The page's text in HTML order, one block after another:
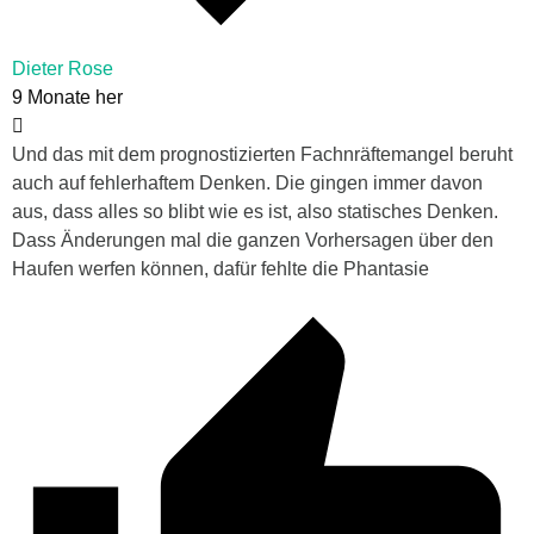
Dieter Rose
9 Monate her
Und das mit dem prognostizierten Fachnräftemangel beruht
auch auf fehlerhaftem Denken. Die gingen immer davon
aus, dass alles so blibt wie es ist, also statisches Denken.
Dass Änderungen mal die ganzen Vorhersagen über den
Haufen werfen können, dafür fehlte die Phantasie